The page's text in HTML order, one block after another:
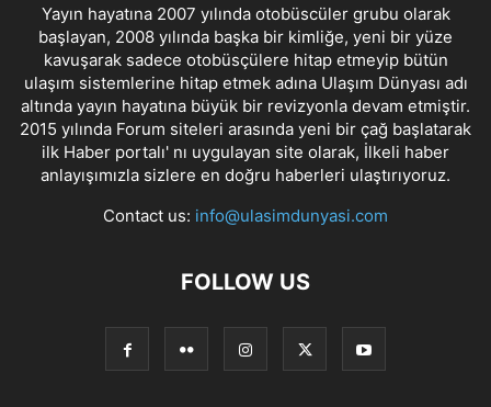
Yayın hayatına 2007 yılında otobüscüler grubu olarak
başlayan, 2008 yılında başka bir kimliğe, yeni bir yüze
kavuşarak sadece otobüsçülere hitap etmeyip bütün
ulaşım sistemlerine hitap etmek adına Ulaşım Dünyası adı
altında yayın hayatına büyük bir revizyonla devam etmiştir.
2015 yılında Forum siteleri arasında yeni bir çağ başlatarak
ilk Haber portalı' nı uygulayan site olarak, İlkeli haber
anlayışımızla sizlere en doğru haberleri ulaştırıyoruz.
Contact us: info@ulasimdunyasi.com
FOLLOW US